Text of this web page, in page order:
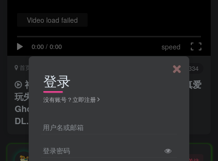
0:00 / 0:00 speed
Video load failed
首页 9741 3334
神出鬼没 Ghosted (2023) / 真爱搞失踪 / 真爱
玩失踪 / 爱逝 /
Ghosted.2023.2160p.ATVP.WEB-
DL.x265.10bit.HDR.DDP5.1.Atmos
勇敢的大野狼
登录
没有账号？立即注册
用户名或邮箱
登录密码